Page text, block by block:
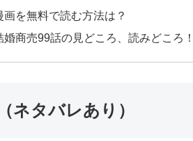
画を無料で読む方法は？
婚商売99話の見どころ、読みどころ！
ネタバレあり）